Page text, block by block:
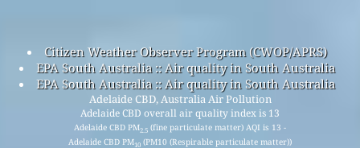
Citizen Weather Observer Program (CWOP/APRS)
EPA South Australia :: Air quality in South Australia
EPA South Australia :: Air quality in South Australia
Adelaide CBD, Australia Air Pollution
Adelaide CBD overall air quality index is 13
Adelaide CBD PM2.5(fine particulate matter) AQI is 13 -
Adelaide CBD PM10(PM10 (Respirable particulate matter))